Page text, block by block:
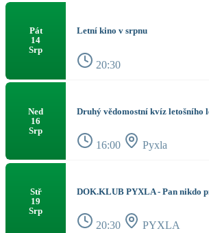
Pát
14
Srp
Letní kino v srpnu
20:30
Ned
16
Srp
Druhý vědomostní kvíz letošního
16:00 Pyxla
Stř
19
Srp
DOK.KLUB PYXLA - Pan nikdo
20:30 PYXLA